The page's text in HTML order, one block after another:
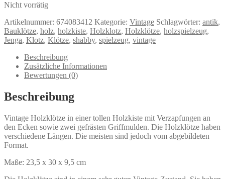
Nicht vorrätig
Artikelnummer: 674083412 Kategorie: Vintage Schlagwörter: antik,
Bauklötze, holz, holzkiste, Holzklotz, Holzklötze, holzspielzeug,
Jenga, Klotz, Klötze, shabby, spielzeug, vintage
Beschreibung
Zusätzliche Informationen
Bewertungen (0)
Beschreibung
Vintage Holzklötze in einer tollen Holzkiste mit Verzapfungen an
den Ecken sowie zwei gefrästen Griffmulden. Die Holzklötze haben
verschiedene Längen. Die meisten sind jedoch vom abgebildeten
Format.
Maße: 23,5 x 30 x 9,5 cm